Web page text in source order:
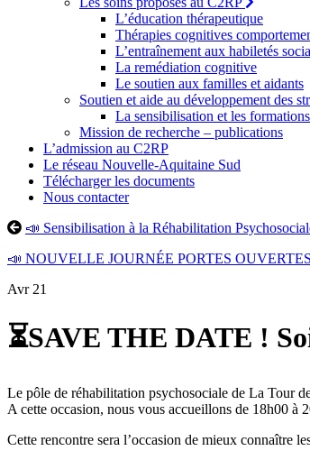
L’éducation thérapeutique
Thérapies cognitives
L’entraînement aux habiletés
La remédiation cognitive
Le soutien aux familles et aidants
Soutien et aide au développement des
La sensibilisation et les
Mission de recherche – publications
L’admission au C2RP
Le réseau Nouvelle-Aquitaine Sud
Télécharger les documents
Nous contacter
📣 Sensibilisation à la Réhabilitation
📣 NOUVELLE JOURNÉE PORTES
Avr 21
⏳SAVE THE DATE !
Le pôle de réhabilitation psychosociale de La Tour
A cette occasion, nous vous accueillons de 18h00
Cette rencontre sera l’occasion de mieux connaître